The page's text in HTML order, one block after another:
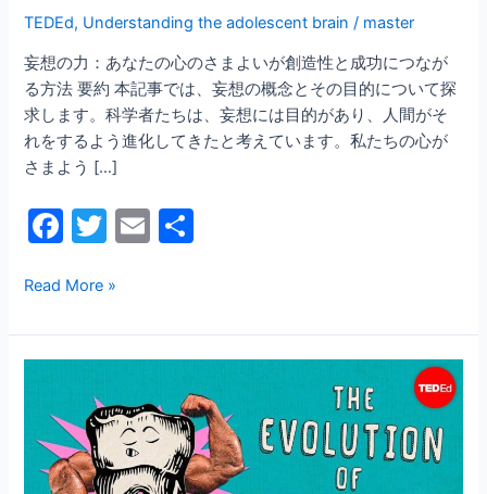
TEDEd, Understanding the adolescent brain / master
妄想の力：あなたの心のさまよいが創造性と成功につなが
る方法 要約 本記事では、妄想の概念とその目的について探
求します。科学者たちは、妄想には目的があり、人間がそ
れをするよう進化してきたと考えています。私たちの心が
さまよう […]
F
c
e
b
o
k
T
itt
er
E
l
い
創
造
性
と
成
に
つ
な
Read More »
異：
そ